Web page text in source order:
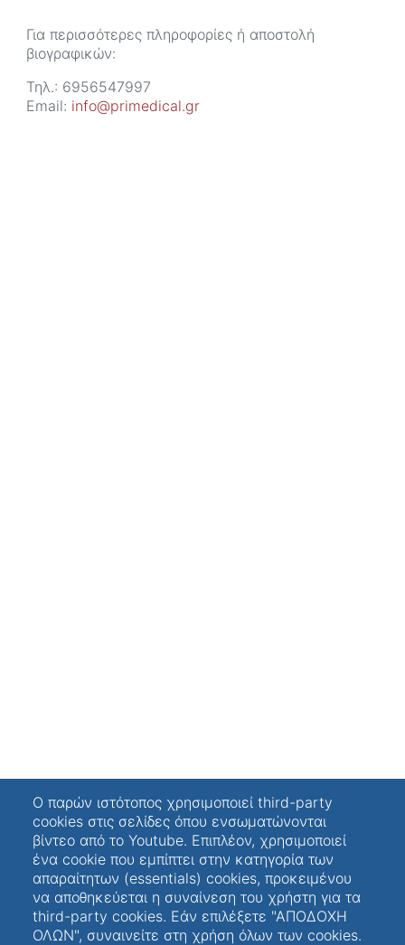
Ο παρών ιστότοπος χρησιμοποιεί third-party
cookies στις σελίδες όπου ενσωματώνονται
βίντεο από το Youtube. Επιπλέον, χρησιμοποιεί
ένα cookie που εμπίπτει στην κατηγορία των
απαραίτητων (essentials) cookies, προκειμένου
να αποθηκεύεται η συναίνεση του χρήστη για τα
third-party cookies. Εάν επιλέξετε "ΑΠΟΔΟΧΗ
ΟΛΩΝ", συναινείτε στη χρήση όλων των cookies.
Για περισσότερες πληροφορίες ή αποστολή
βιογραφικών:
Τηλ.: 6956547997
Email: info@primedical.gr